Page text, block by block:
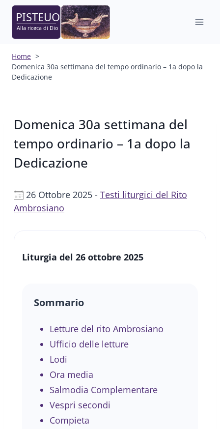
Salta
contenuto
Home
Domenica 30a settimana del tempo ordinario – 1a dopo la
Dedicazione
Domenica 30a settimana del
tempo ordinario – 1a dopo la
Dedicazione
26 Ottobre 2025 - Testi liturgici del Rito
Ambrosiano
Liturgia del 26 ottobre 2025
Sommario
Letture del rito Ambrosiano
Ufficio delle letture
Lodi
Ora media
Salmodia Complementare
Vespri secondi
Compieta